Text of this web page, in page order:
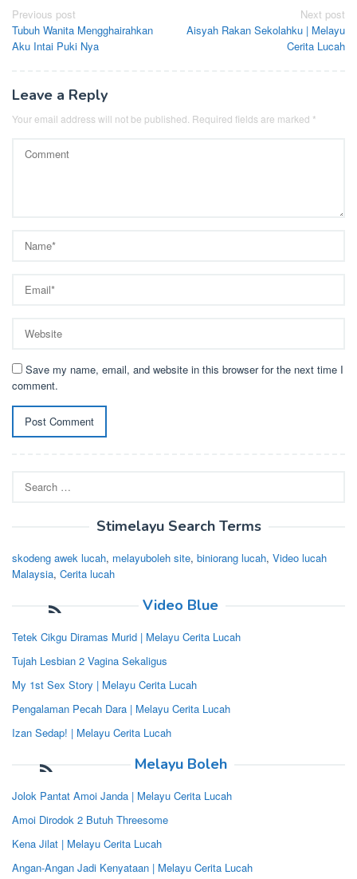
Post
navigation
Previous post
Tubuh Wanita Mengghairahkan
Aku Intai Puki Nya
Next post
Aisyah Rakan Sekolahku | Melayu
Cerita Lucah
Leave a Reply
Your email address will not be published. Required fields are marked *
Save my name, email, and website in this browser for the next time I
comment.
for:
Stimelayu Search Terms
skodeng awek lucah, melayuboleh site, biniorang lucah, Video lucah
Malaysia, Cerita lucah
Video Blue
Tetek Cikgu Diramas Murid | Melayu Cerita Lucah
Tujah Lesbian 2 Vagina Sekaligus
My 1st Sex Story | Melayu Cerita Lucah
Pengalaman Pecah Dara | Melayu Cerita Lucah
Izan Sedap! | Melayu Cerita Lucah
Melayu Boleh
Jolok Pantat Amoi Janda | Melayu Cerita Lucah
Amoi Dirodok 2 Butuh Threesome
Kena Jilat | Melayu Cerita Lucah
Angan-Angan Jadi Kenyataan | Melayu Cerita Lucah